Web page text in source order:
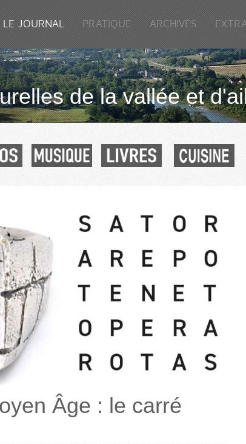
LE JOURNAL PRATIQUE ARCHIVES
de la vallée et
Âge : le carré